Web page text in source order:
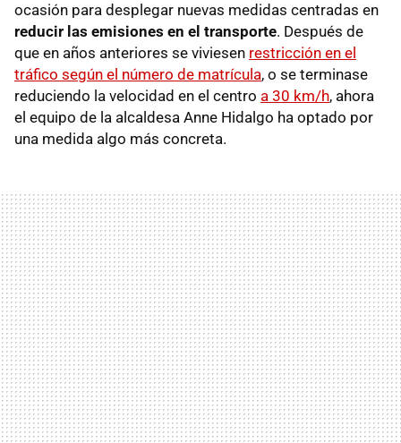
ocasión para desplegar nuevas medidas centradas en
reducir las emisiones en el transporte. Después de
que en años anteriores se viviesen restricción en el
tráfico según el número de matrícula, o se terminase
reduciendo la velocidad en el centro a 30 km/h, ahora
el equipo de la alcaldesa Anne Hidalgo ha optado por
una medida algo más concreta.